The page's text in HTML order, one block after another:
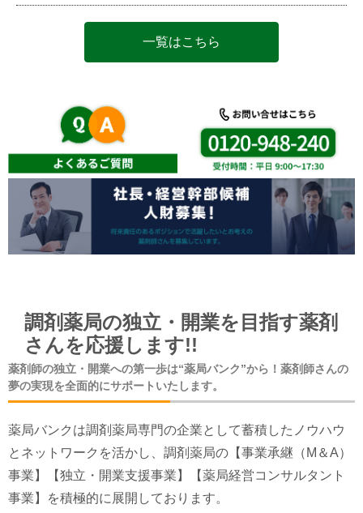
一覧はこちら
調剤薬局の独立・開業を目指す薬剤
さんを応援します!!
薬剤師の独立・開業への第一歩は“薬局バンク”から！薬剤師さんの
夢の実現を全面的にサポートいたします。
薬局バンクは調剤薬局専門の企業として蓄積したノウハウ
とネットワークを活かし、調剤薬局の【事業承継（M＆A）
事業】【独立・開業支援事業】【薬局経営コンサルタント
事業】を積極的に展開しております。